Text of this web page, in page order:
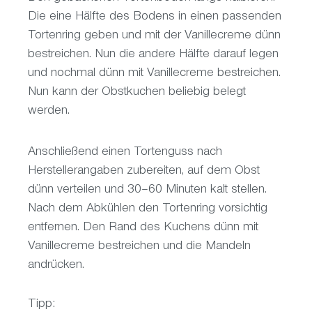
Die eine Hälfte des Bodens in einen passenden
Tortenring geben und mit der Vanillecreme dünn
bestreichen. Nun die andere Hälfte darauf legen
und nochmal dünn mit Vanillecreme bestreichen.
Nun kann der Obstkuchen beliebig belegt
werden.
Anschließend einen Tortenguss nach
Herstellerangaben zubereiten, auf dem Obst
dünn verteilen und 30–60 Minuten kalt stellen.
Nach dem Abkühlen den Tortenring vorsichtig
entfernen. Den Rand des Kuchens dünn mit
Vanillecreme bestreichen und die Mandeln
andrücken.
Tipp: